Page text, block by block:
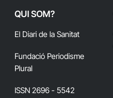
QUI SOM?
El Diari de la Sanitat
Fundació Periodisme
Plural
ISSN 2696 - 5542